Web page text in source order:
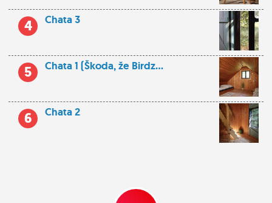
4 Chata 3
5 Chata 1 (Škoda, že Birdz...
6 Chata 2